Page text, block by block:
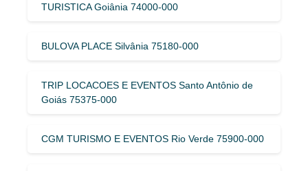
TURISTICA Goiânia 74000-000
BULOVA PLACE Silvânia 75180-000
TRIP LOCACOES E EVENTOS Santo Antônio de
Goiás 75375-000
CGM TURISMO E EVENTOS Rio Verde 75900-000